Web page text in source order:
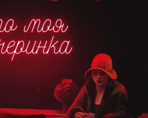
Ксении Деменковой /